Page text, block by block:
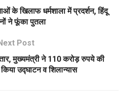
के खिलाफ धर्मशाला में प्रदर्शन, हिंदू
ने फूंका पुतला
Post
मुख्यमंत्री ने 110 करोड़ रुपये की
उद्घाटन व शिलान्यास